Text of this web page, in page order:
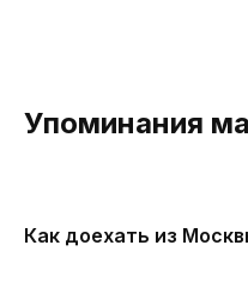
Упоминания
Как доехать из